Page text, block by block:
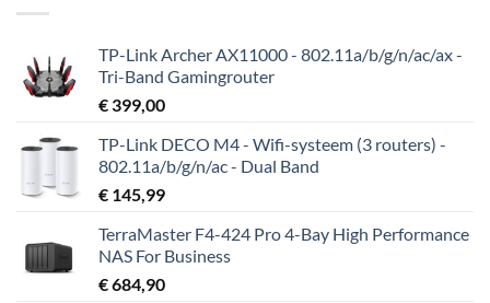
TP-Link Archer AX11000 - 802.11a/b/g/n/ac/ax -
Tri-Band Gamingrouter
€ 399,00
TP-Link DECO M4 - Wifi-systeem (3 routers) -
802.11a/b/g/n/ac - Dual Band
€ 145,99
TerraMaster F4-424 Pro 4-Bay High Performance
NAS For Business
€684,90